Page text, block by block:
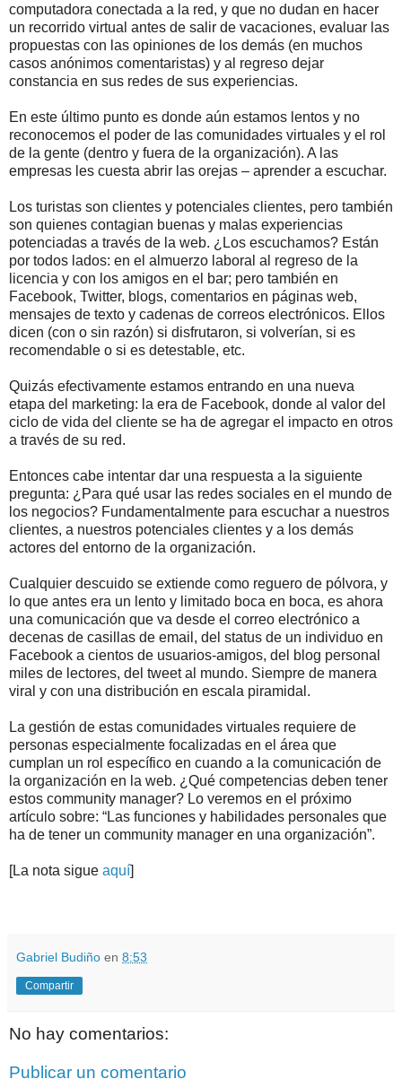
computadora conectada a la red, y que no dudan en hacer
un recorrido virtual antes de salir de vacaciones, evaluar las
propuestas con las opiniones de los demás (en muchos
casos anónimos comentaristas) y al regreso dejar
constancia en sus redes de sus experiencias.
En este último punto es donde aún estamos lentos y no
reconocemos el poder de las comunidades virtuales y el rol
de la gente (dentro y fuera de la organización). A las
empresas les cuesta abrir las orejas – aprender a escuchar.
Los turistas son clientes y potenciales clientes, pero también
son quienes contagian buenas y malas experiencias
potenciadas a través de la web. ¿Los escuchamos? Están
por todos lados: en el almuerzo laboral al regreso de la
licencia y con los amigos en el bar; pero también en
Facebook, Twitter, blogs, comentarios en páginas web,
mensajes de texto y cadenas de correos electrónicos. Ellos
dicen (con o sin razón) si disfrutaron, si volverían, si es
recomendable o si es detestable, etc.
Quizás efectivamente estamos entrando en una nueva
etapa del marketing: la era de Facebook, donde al valor del
ciclo de vida del cliente se ha de agregar el impacto en otros
a través de su red.
Entonces cabe intentar dar una respuesta a la siguiente
pregunta: ¿Para qué usar las redes sociales en el mundo de
los negocios? Fundamentalmente para escuchar a nuestros
clientes, a nuestros potenciales clientes y a los demás
actores del entorno de la organización.
Cualquier descuido se extiende como reguero de pólvora, y
lo que antes era un lento y limitado boca en boca, es ahora
una comunicación que va desde el correo electrónico a
decenas de casillas de email, del status de un individuo en
Facebook a cientos de usuarios-amigos, del blog personal
miles de lectores, del tweet al mundo. Siempre de manera
viral y con una distribución en escala piramidal.
La gestión de estas comunidades virtuales requiere de
personas especialmente focalizadas en el área que
cumplan un rol específico en cuando a la comunicación de
la organización en la web. ¿Qué competencias deben tener
estos community manager? Lo veremos en el próximo
artículo sobre: “Las funciones y habilidades personales que
ha de tener un community manager en una organización”.
[La nota sigue aquí]
Gabriel Budiño en 8:53
Compartir
No hay comentarios:
Publicar un comentario